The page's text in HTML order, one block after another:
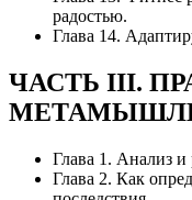
радостью.
Глава 14.
ЧАСТЬ III.
Глава 1. Анализ
Глава 2. Как